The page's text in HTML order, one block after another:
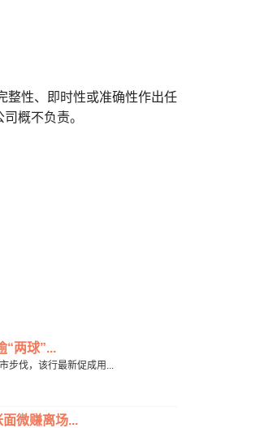
整性、即时性或准确性作出任
概不负责。
“两球”...
步伐，该行最新促成用...
微赚离场...